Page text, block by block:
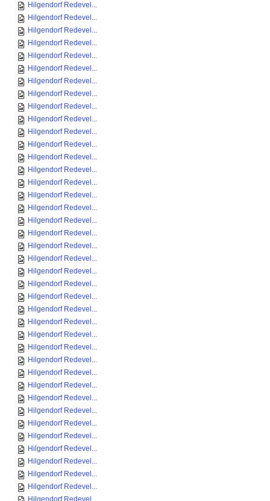
Hilgendorf Redevel...
Hilgendorf Redevel...
Hilgendorf Redevel...
Hilgendorf Redevel...
Hilgendorf Redevel...
Hilgendorf Redevel...
Hilgendorf Redevel...
Hilgendorf Redevel...
Hilgendorf Redevel...
Hilgendorf Redevel...
Hilgendorf Redevel...
Hilgendorf Redevel...
Hilgendorf Redevel...
Hilgendorf Redevel...
Hilgendorf Redevel...
Hilgendorf Redevel...
Hilgendorf Redevel...
Hilgendorf Redevel...
Hilgendorf Redevel...
Hilgendorf Redevel...
Hilgendorf Redevel...
Hilgendorf Redevel...
Hilgendorf Redevel...
Hilgendorf Redevel...
Hilgendorf Redevel...
Hilgendorf Redevel...
Hilgendorf Redevel...
Hilgendorf Redevel...
Hilgendorf Redevel...
Hilgendorf Redevel...
Hilgendorf Redevel...
Hilgendorf Redevel...
Hilgendorf Redevel...
Hilgendorf Redevel...
Hilgendorf Redevel...
Hilgendorf Redevel...
Hilgendorf Redevel...
Hilgendorf Redevel...
Hilgendorf Redevel...
Hilgendorf Redevel...